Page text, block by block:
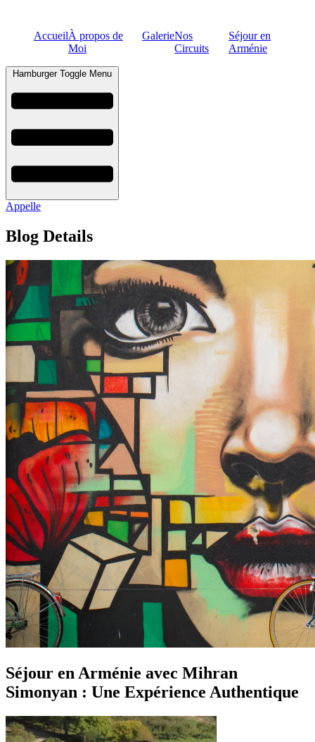
AccueilÀ propos de
Moi
GalerieNos
Circuits
Séjour en
Arménie
Hamburger Toggle Menu
Appelle
Blog Details
Séjour en Arménie avec Mihran
Simonyan : Une Expérience Authentique